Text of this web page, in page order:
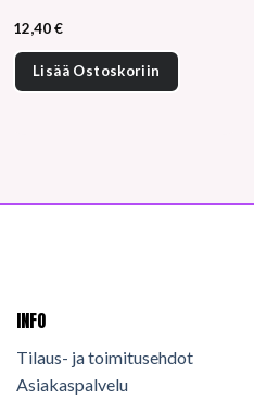
12,40€
Lisää Ostoskoriin
INFO
Tilaus- ja toimitusehdot
Asiakaspalvelu